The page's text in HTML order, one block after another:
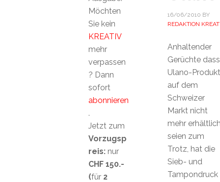
16/06/2010 BY
REDAKTION
Anhaltender
Gerüchte dass
Ulano-
auf dem
Schweizer
Markt nicht
mehr
seien zum
Trotz, hat die
Sieb- und
Tampondruck
Möchten
Sie kein
KREATIV
mehr
verpassen
? Dann
sofort
abonnieren
.
Jetzt zum
Vorzugsp
reis: nur
CHF 150.-
(für 2